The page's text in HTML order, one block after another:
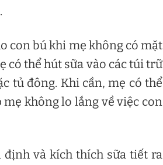
con bú khi mẹ không có mặt
có thể hút sữa vào các túi trữ
tủ đông. Khi cần, mẹ có thể
không lo lắng về việc con
và kích thích sữa tiết ra